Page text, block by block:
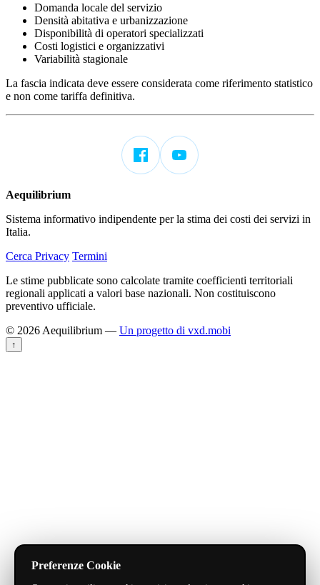
Domanda locale del servizio
Densità abitativa e urbanizzazione
Disponibilità di operatori specializzati
Costi logistici e organizzativi
Variabilità stagionale
La fascia indicata deve essere considerata come riferimento statistico
e non come tariffa definitiva.
Aequilibrium
Sistema informativo indipendente per la stima dei costi dei servizi in
Italia.
Cerca Privacy Termini
Le stime pubblicate sono calcolate tramite coefficienti territoriali
regionali applicati a valori base nazionali. Non costituiscono
preventivo ufficiale.
© 2026 Aequilibrium — Un progetto di vxd.mobi
↑
Preferenze Cookie